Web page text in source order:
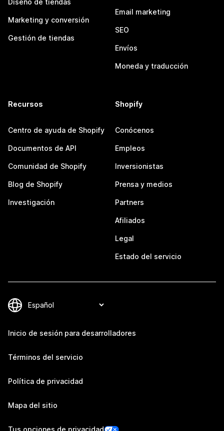
Diseño de tiendas
Marketing y conversión
Gestión de tiendas
Email marketing
SEO
Envíos
Moneda y traducción
Recursos
Centro de ayuda de Shopify
Documentos de API
Comunidad de Shopify
Blog de Shopify
Investigación
Shopify
Conócenos
Empleos
Inversionistas
Prensa y medios
Partners
Afiliados
Legal
Estado del servicio
Inicio de sesión para desarrolladores
Términos del servicio
Política de privacidad
Mapa del sitio